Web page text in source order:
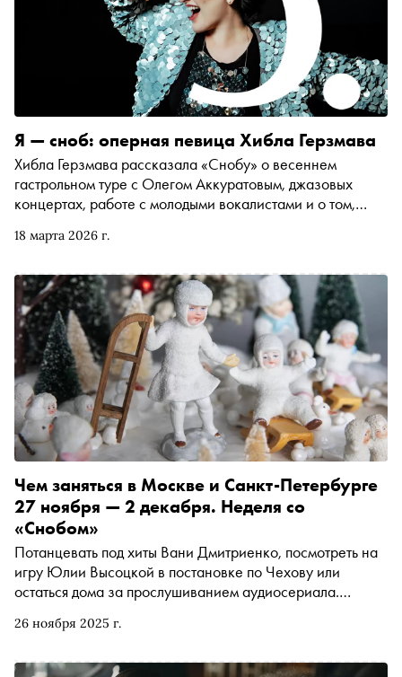
18 марта 2026 г.
Я — сноб: оперная певица Хибла Герзмава
Хибла Герзмава рассказала «Снобу» о весеннем
гастрольном туре с Олегом Аккуратовым, джазовых
концертах, работе с молодыми вокалистами и о том,
выходить за пределы одного жанра
26 ноября 2025 г.
Чем заняться в Москве и Санкт-Петербурге
27 ноября — 2 декабря. Неделя со
«Снобом»
Потанцевать под хиты Вани Дмитриенко, посмотреть на
игру Юлии Высоцкой в постановке по Чехову или
остаться дома за прослушиванием аудиосериала.
ближайшей неделе